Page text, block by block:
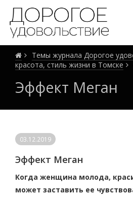
Темы журнала Дорогое
красота, стиль жизни в Томске
Эффект Меган
03.12.2019
Эффект Меган
Когда женщина молода,
может заставить ее